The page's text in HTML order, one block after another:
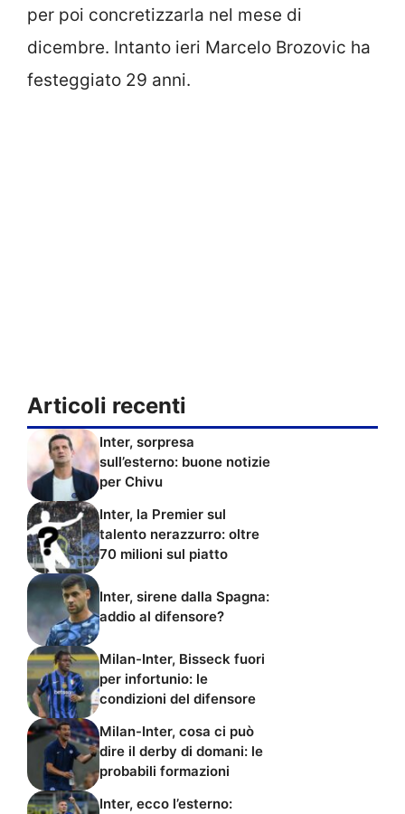
per poi concretizzarla nel mese di
dicembre. Intanto ieri Marcelo Brozovic ha
festeggiato 29 anni.
Articoli recenti
Inter, sorpresa
sull’esterno: buone notizie
per Chivu
Inter, la Premier sul
talento nerazzurro: oltre
70 milioni sul piatto
Inter, sirene dalla Spagna:
addio al difensore?
Milan-Inter, Bisseck fuori
per infortunio: le
condizioni del difensore
Milan-Inter, cosa ci può
dire il derby di domani: le
probabili formazioni
Inter, ecco l’esterno: